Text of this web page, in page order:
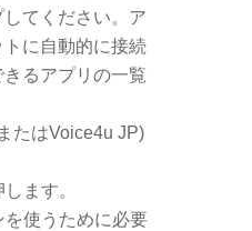
てください。ア
に自動的に接続
るアプリの一覧
たはVoice4u JP)
ます。
使うために必要